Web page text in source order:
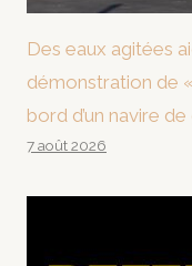
Des eaux agitées
démonstration de
bord d’un navire
7 août 2026